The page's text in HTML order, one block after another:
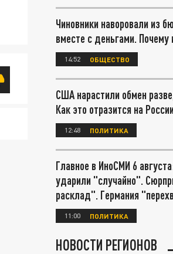
Чиновники наворовали из
вместе с деньгами. Почему
14:52 ОБЩЕСТВО
США нарастили обмен
Как это отразится на
12:48 ПОЛИТИКА
Главное в ИноСМИ 6
ударили "случайно".
расклад". Германия
11:00 ПОЛИТИКА
НОВОСТИ РЕГИОНОВ